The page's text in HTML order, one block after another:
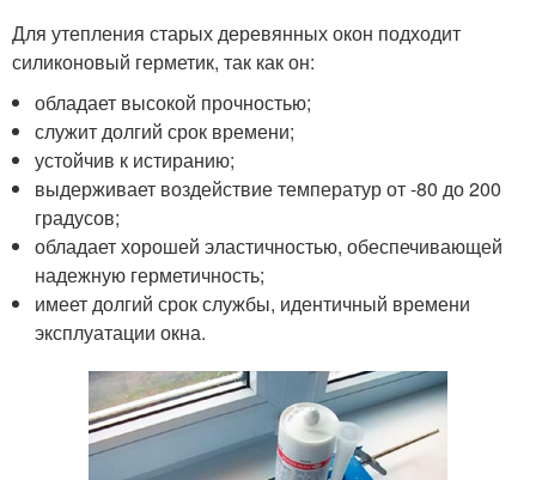
Для утепления старых деревянных окон подходит
силиконовый герметик, так как он:
обладает высокой прочностью;
служит долгий срок времени;
устойчив к истиранию;
выдерживает воздействие температур от -80 до 200
градусов;
обладает хорошей эластичностью, обеспечивающей
надежную герметичность;
имеет долгий срок службы, идентичный времени
эксплуатации окна.